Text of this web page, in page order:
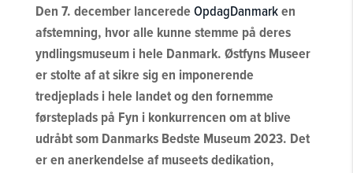
Den 7. december lanceredeOpdagDanmarken
afstemning, hvor alle kunne stemme på deres
yndlingsmuseum i hele Danmark. Østfyns Museer
er stolte af at sikre sig en imponerende
tredjeplads i hele landet og den fornemme
førsteplads på Fyn i konkurrencen om at blive
udråbt som Danmarks Bedste Museum 2023. Det
er en anerkendelse af museets dedikation,